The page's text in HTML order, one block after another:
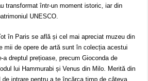
transformat într-un moment istoric, iar din
UNESCO.
în Paris se află și cel mai apreciat muzeu din
mii de opere de artă sunt în colecția acestui
a dreptul prețioase, precum Gioconda de
lui Hammurabi și Venus din Milo. Merită din
intrare pentru a te încărca timp de câteva